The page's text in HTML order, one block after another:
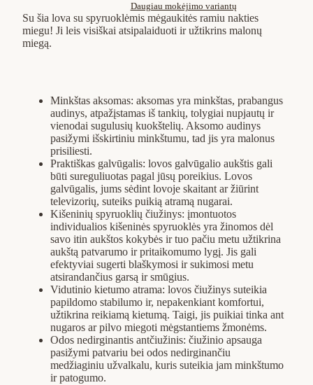
Daugiau mokėjimo variantų
Su šia lova su spyruoklėmis mėgaukitės ramiu nakties
miegu! Ji leis visiškai atsipalaiduoti ir užtikrins malonų
miegą.
Minkštas aksomas: aksomas yra minkštas, prabangus
audinys, atpažįstamas iš tankių, tolygiai nupjautų ir
vienodai sugulusių kuokštelių. Aksomo audinys
pasižymi išskirtiniu minkštumu, tad jis yra malonus
prisiliesti.
Praktiškas galvūgalis: lovos galvūgalio aukštis gali
būti sureguliuotas pagal jūsų poreikius. Lovos
galvūgalis, jums sėdint lovoje skaitant ar žiūrint
televizorių, suteiks puikią atramą nugarai.
Kišeninių spyruoklių čiužinys: įmontuotos
individualios kišeninės spyruoklės yra žinomos dėl
savo itin aukštos kokybės ir tuo pačiu metu užtikrina
aukštą patvarumo ir pritaikomumo lygį. Jis gali
efektyviai sugerti blaškymosi ir sukimosi metu
atsirandančius garsą ir smūgius.
Vidutinio kietumo atrama: lovos čiužinys suteikia
papildomo stabilumo ir, nepakenkiant komfortui,
užtikrina reikiamą kietumą. Taigi, jis puikiai tinka ant
nugaros ar pilvo miegoti mėgstantiems žmonėms.
Odos nedirginantis antčiužinis: čiužinio apsauga
pasižymi patvariu bei odos nedirginančiu
medžiaginiu užvalkalu, kuris suteikia jam minkštumo
ir patogumo.